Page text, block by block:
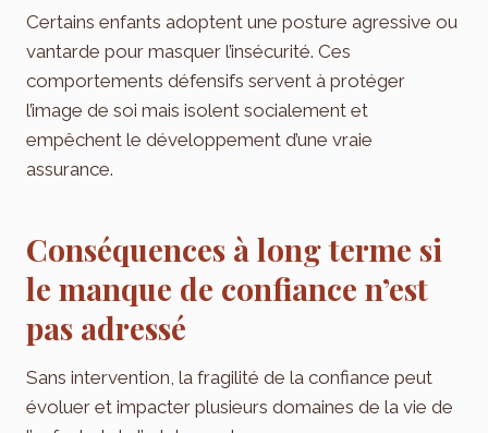
Certains enfants adoptent une posture agressive ou
vantarde pour masquer l’insécurité. Ces
comportements défensifs servent à protéger
l’image de soi mais isolent socialement et
empêchent le développement d’une vraie
assurance.
Conséquences à long terme si
le manque de confiance n’est
pas adressé
Sans intervention, la fragilité de la confiance peut
évoluer et impacter plusieurs domaines de la vie de